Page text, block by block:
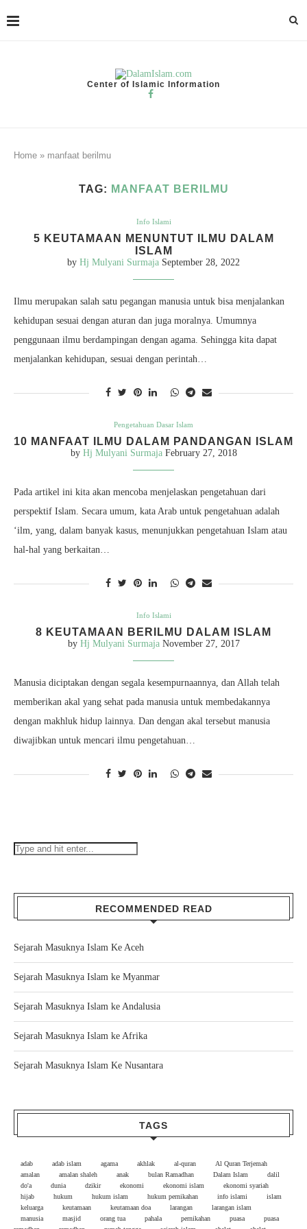
Center of Islamic Information
Home » manfaat berilmu
TAG: MANFAAT BERILMU
Info Islami
5 KEUTAMAAN MENUNTUT ILMU DALAM
ISLAM
by Hj Mulyani Surmaja September 28, 2022
Ilmu merupakan salah satu pegangan manusia untuk bisa menjalankan
kehidupan sesuai dengan aturan dan juga moralnya. Umumnya
penggunaan ilmu berdampingan dengan agama. Sehingga kita dapat
menjalankan kehidupan, sesuai dengan perintah…
Pengetahuan Dasar Islam
10 MANFAAT ILMU DALAM PANDANGAN ISLAM
by Hj Mulyani Surmaja February 27, 2018
Pada artikel ini kita akan mencoba menjelaskan pengetahuan dari
perspektif Islam. Secara umum, kata Arab untuk pengetahuan adalah
‘ilm, yang, dalam banyak kasus, menunjukkan pengetahuan Islam atau
hal-hal yang berkaitan…
Info Islami
8 KEUTAMAAN BERILMU DALAM ISLAM
by Hj Mulyani Surmaja November 27, 2017
Manusia diciptakan dengan segala kesempurnaannya, dan Allah telah
memberikan akal yang sehat pada manusia untuk membedakannya
dengan makhluk hidup lainnya. Dan dengan akal tersebut manusia
diwajibkan untuk mencari ilmu pengetahuan…
RECOMMENDED READ
Sejarah Masuknya Islam Ke Aceh
Sejarah Masuknya Islam ke Myanmar
Sejarah Masuknya Islam ke Andalusia
Sejarah Masuknya Islam ke Afrika
Sejarah Masuknya Islam Ke Nusantara
TAGS
adab adab islam agama akhlak al-quran
Al Quran Terjemah
amalan
amalan shaleh anak bulan Ramadhan Dalam Islam
dalil
do'a
dunia dzikir ekonomi ekonomi islam
ekonomi syariah
hijab
hukum hukum islam hukum pernikahan info islami
islam
keluarga
keutamaan keutamaan doa larangan
larangan islam
manusia
masjid orang tua pahala pernikahan puasa
puasa